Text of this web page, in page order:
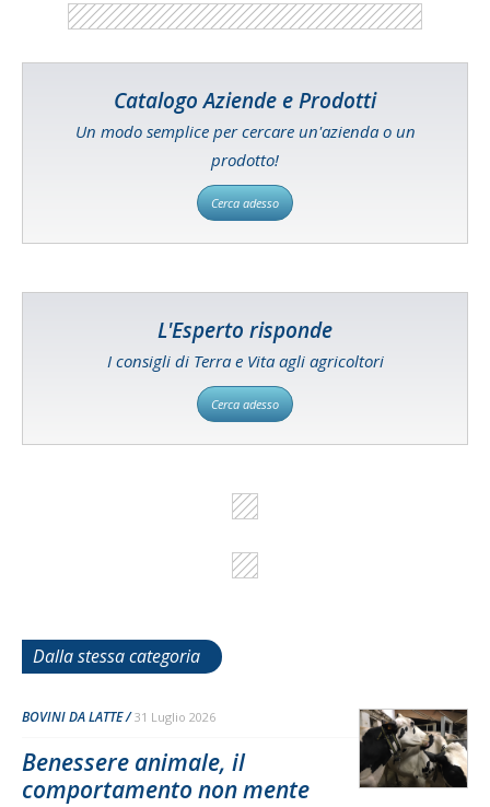
Catalogo Aziende e Prodotti
Un modo semplice per cercare un'azienda o un
prodotto!
Cerca adesso
L'Esperto risponde
I consigli di Terra e Vita agli agricoltori
Cerca adesso
Dalla stessa categoria
BOVINI DA LATTE 31 Luglio 2026
Benessere animale, il
comportamento non mente